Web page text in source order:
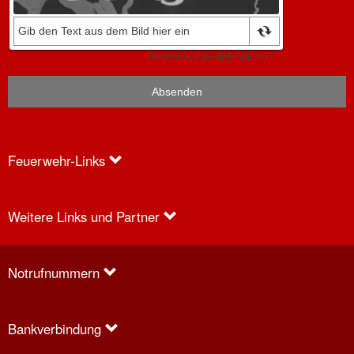
Feuerwehr-Links
Weitere Links und Partner
Notrufnummern
Bankverbindung